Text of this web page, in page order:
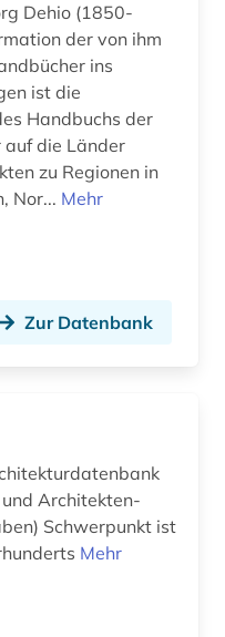
(1)
1800 (1)
1938 (1)
Dehio (1850-
der von ihm
ins
ist die
Handbuchs der
auf die Länder
zu Regionen in
Nor... Mehr
Zur Datenbank
Architekten-
Schwerpunkt ist
Mehr